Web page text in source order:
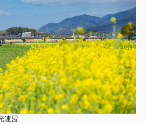
連盟